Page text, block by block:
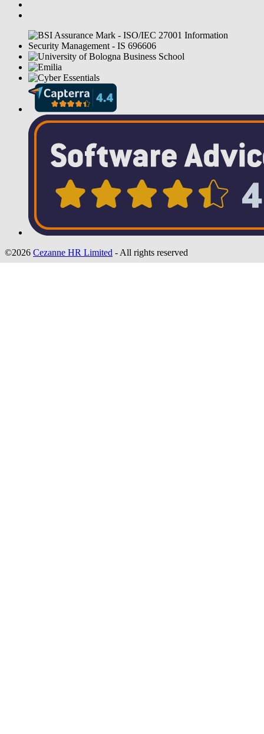
©2026 Cezanne HR Limited - All rights reserved